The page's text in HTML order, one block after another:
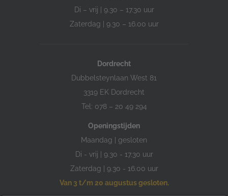
Di – vrij | 9.30 – 17.30 uur
Zaterdag | 9.30 – 16.00 uur
Dordrecht
Dubbelsteynlaan West 81
3319 EK Dordrecht
Tel: 078 – 20 49 294
Openingstijden
Maandag | gesloten
Di - vrij | 9.30 - 17.30 uur
Zaterdag | 9.30 - 16.00 uur
Van 3 t/m 20 augustus gesloten.